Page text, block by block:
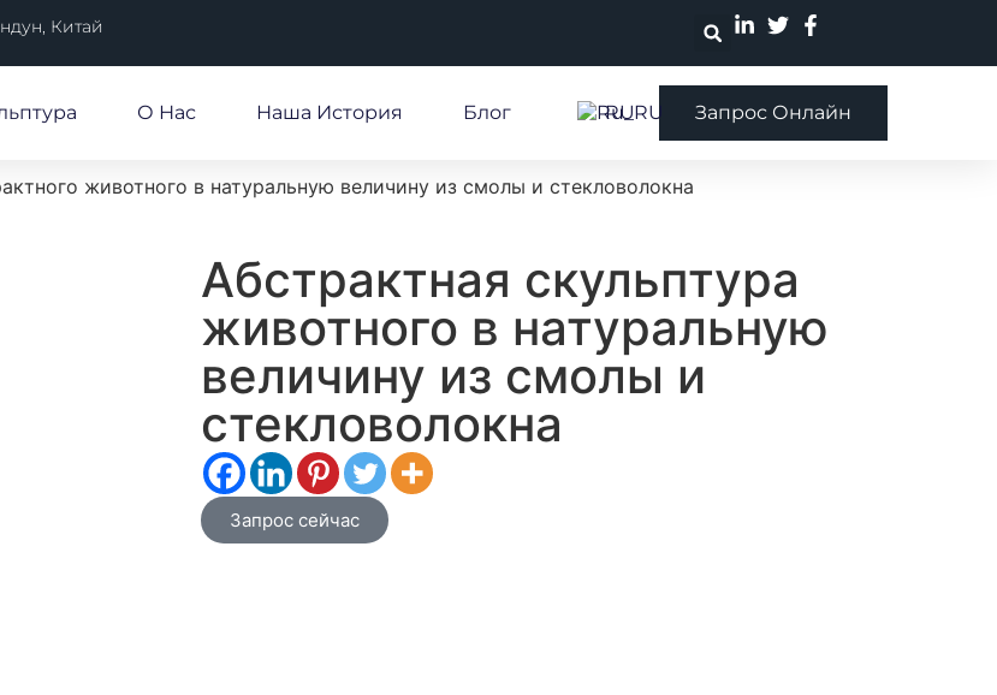
Китай
О Нас Наша История Блог RU Запрос Онлайн
животного в натуральную величину из смолы и стекловолокна
Абстрактная скульптура
животного в натуральную
величину из смолы и
стекловолокна
Запрос сейчас